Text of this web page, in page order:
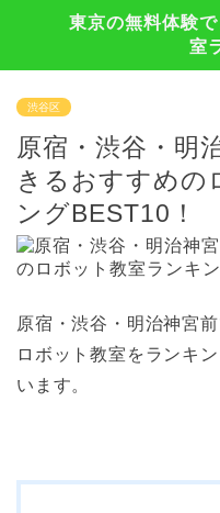
東京の無料体験
室
渋谷区
原宿・渋谷・明
きるおすすめの
ングBEST10！
原宿・渋谷・明治神宮
ロボット教室をランキ
います。